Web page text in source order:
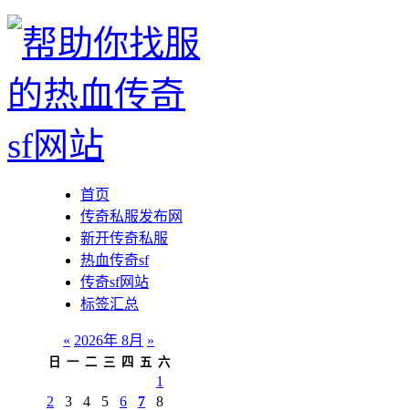
首页
传奇私服发布网
新开传奇私服
热血传奇sf
传奇sf网站
标签汇总
« 2026年 8月 »
日 一 二 三 四 五 六
1
2
3 4 5 6 7
8